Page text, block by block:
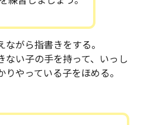
ながら指書きをする。
ない子の手を持って、いっし
りやっている子をほめる。